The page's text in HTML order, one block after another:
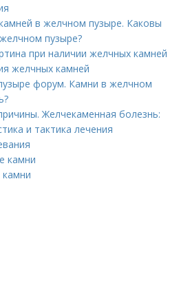
в желчном пузыре. Каковы
пузыре?
при наличии желчных камней
желчных камней
форум. Камни в желчном
Желчекаменная болезнь:
и тактика лечения
камни